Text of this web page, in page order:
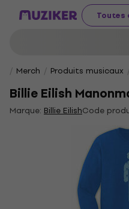
Toutes
Merch Produits musicaux
Billie Eilish
Marque: Billie EilishCode